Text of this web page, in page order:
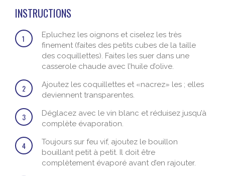
INSTRUCTIONS
1
Epluchez les oignons et ciselez les très
finement (faites des petits cubes de la taille
des coquillettes). Faites les suer dans une
casserole chaude avec l’huile d’olive.
2
Ajoutez les coquillettes et «nacrez» les ; elles
deviennent transparentes.
3
Déglacez avec le vin blanc et réduisez jusqu’à
complète évaporation.
4
Toujours sur feu vif, ajoutez le bouillon
bouillant petit à petit. Il doit être
complètement évaporé avant d’en rajouter.